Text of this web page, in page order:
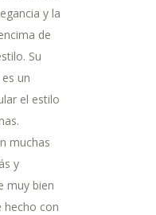
y la
de
Su
un
el estilo
muchas
y
muy bien
hecho con